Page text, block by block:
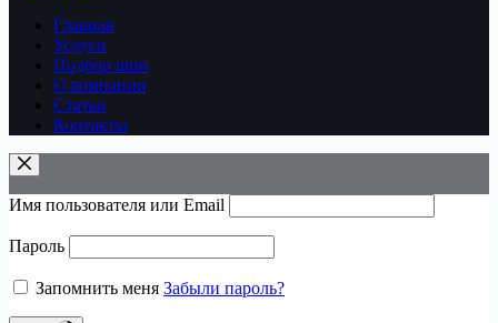
Главная
Услуги
Подбор шин
О компании
Статьи
Контакты
Имя пользователя или Email
Пароль
Запомнить меня Забыли пароль?